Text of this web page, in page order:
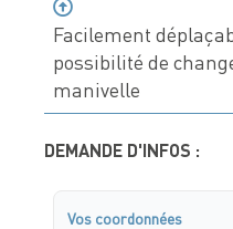
Support & SAV
Facilement
possibilité de
manivelle
DEMANDE D'INFOS :
Vos coordonnées